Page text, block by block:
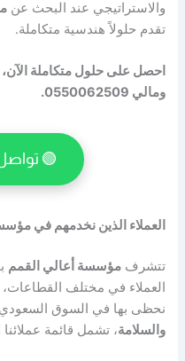
والاستراتيجي عند البحث عن
تقدم حلولاً هندسية متكاملة.
احصل على حلول متكاملة
ومالي 0550062509.
🟢
العملاء الذين نخدمهم في
تتشرفمؤسسة أعالي القمم
العملاء في مختلف القطاعات،
نحظى بها في السوق
والسلامة، تشمل قائمة عملائنا